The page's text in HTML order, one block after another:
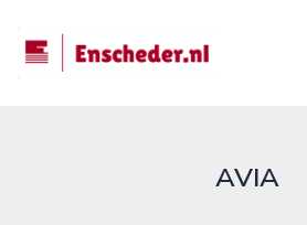
enscheder.nl
AVIA